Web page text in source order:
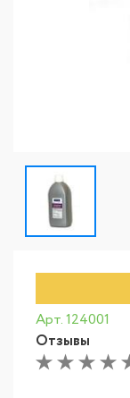
Арт. 124001
Отзывы